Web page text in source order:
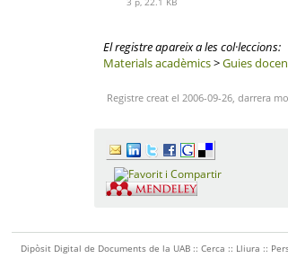
El registre apareix a les col·leccions:
Materials acadèmics>Guies
Registre creat el 2006-09-26, darrera
Dipòsit Digital de Documents de la UAB ::Cerca :: Lliura ::